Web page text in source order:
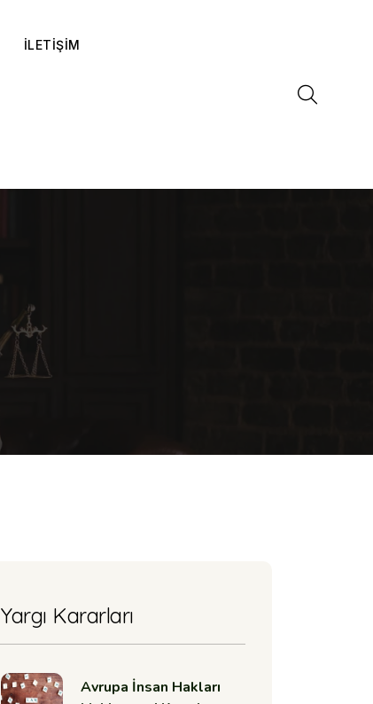
İLETİŞİM
Yargı Kararları
Avrupa İnsan Hakları